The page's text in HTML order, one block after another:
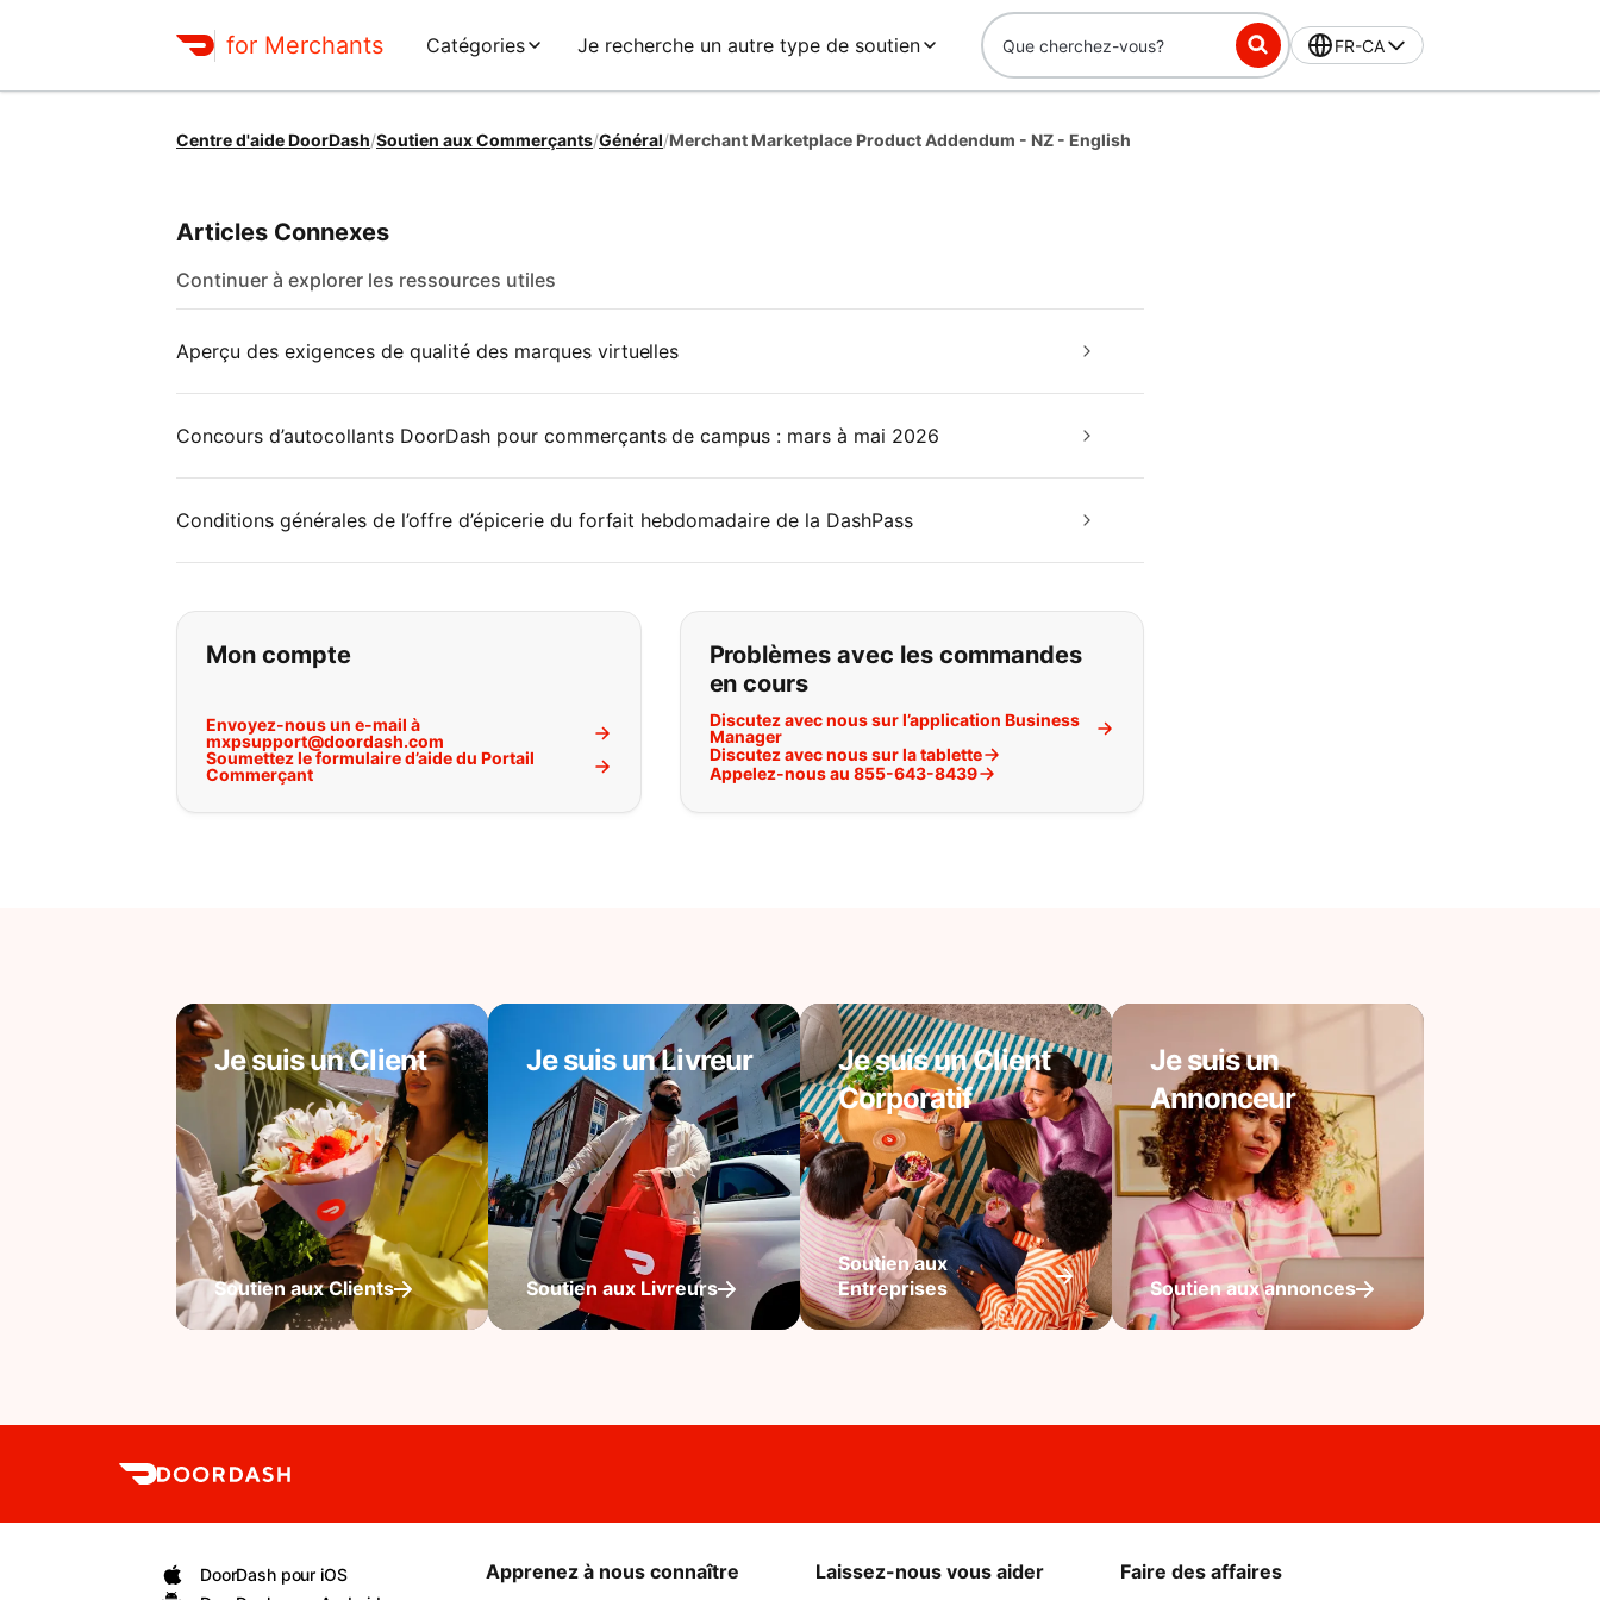
for Merchants Catégories Je recherche un autre type de soutien FR-CA
Centre d'aide DoorDash/Soutien aux Commerçants/Général/Merchant Marketplace Product Addendum - NZ - English
Articles Connexes
Continuer à explorer les ressources utiles
Aperçu des exigences de qualité des marques virtuelles
Concours d’autocollants DoorDash pour commerçants de campus : mars à mai 2026
Conditions générales de l’offre d’épicerie du forfait hebdomadaire de la DashPass
Si vous ne trouvez pas ce que vous cherchez:
Mon compte
Envoyez-nous un e-mail à
mxpsupport@doordash.com
Soumettez le formulaire d’aide du Portail
Commerçant
Problèmes avec les commandes
en cours
Discutez avec nous sur l’application Business
Manager
Discutez avec nous sur la tablette
Appelez-nous au 855-643-8439
Je suis un Client
Soutien aux Clients
Je suis un Livreur
Soutien aux Livreurs
Je suis un Client
Corporatif
Soutien aux
Entreprises
Je suis un
Annonceur
Soutien aux annonces
DoorDash pour iOS
Apprenez à nous connaître Laissez-nous vous aider Faire des affaires